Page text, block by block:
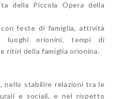
della Piccola Opera della
feste di famiglia, attività
luoghi orionini, tempi di
ritiri della famiglia orionina.
nello stabilire relazioni tra le
e sociali, e nel rispetto